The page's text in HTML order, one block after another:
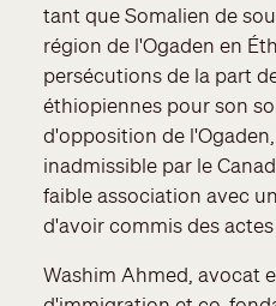
tant que Somalien de
région de l'Ogaden en
persécutions de la part
éthiopiennes pour son
d'opposition de
inadmissible par le
faible association avec
d'avoir commis des
Washim Ahmed, avocat